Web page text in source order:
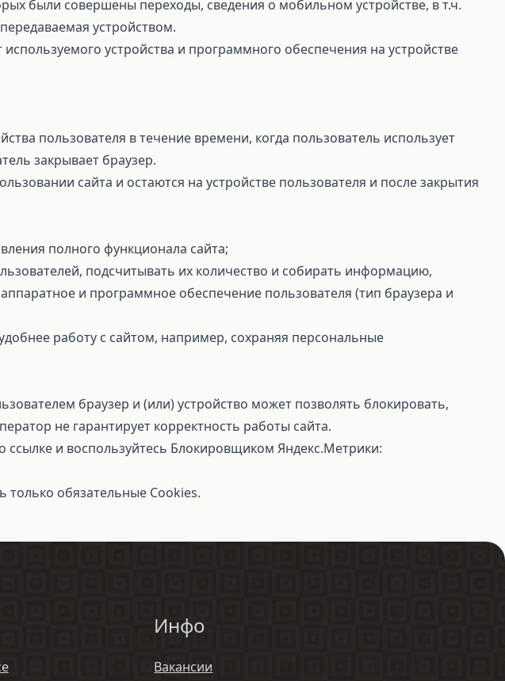
были совершены переходы, сведения о мобильном устройстве, в т.ч.
устройством.
устройства и программного обеспечения на устройстве
пользователя в течение времени, когда пользователь использует
закрывает браузер.
сайта и остаются на устройстве пользователя и после закрытия
полного функционала сайта;
подсчитывать их количество и собирать информацию,
и программное обеспечение пользователя (тип браузера и
работу с сайтом, например, сохраняя персональные
браузер и (или) устройство может позволять блокировать,
не гарантирует корректность работы сайта.
ссылке и воспользуйтесь Блокировщиком Яндекс.Метрики:
только обязательные Cookies.
Инфо
Вакансии